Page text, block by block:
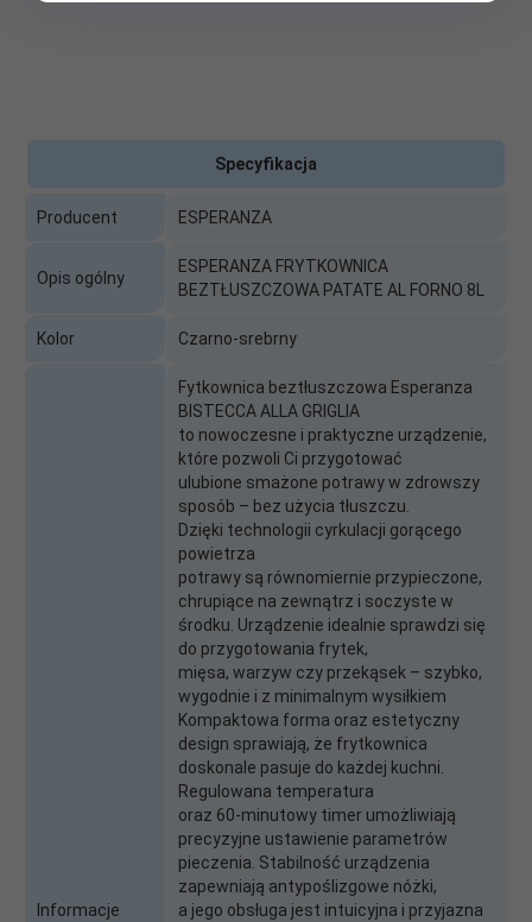
Specyfikacja
Producent ESPERANZA
Opis ogólny
ESPERANZA FRYTKOWNICA
BEZTŁUSZCZOWA PATATE AL FORNO 8L
Kolor Czarno-srebrny
Informacje
Fytkownica beztłuszczowa Esperanza
BISTECCA ALLA GRIGLIA
to nowoczesne i praktyczne urządzenie,
które pozwoli Ci przygotować
ulubione smażone potrawy w zdrowszy
sposób – bez użycia tłuszczu.
Dzięki technologii cyrkulacji gorącego
powietrza
potrawy są równomiernie przypieczone,
chrupiące na zewnątrz i soczyste w
środku. Urządzenie idealnie sprawdzi się
do przygotowania frytek,
mięsa, warzyw czy przekąsek – szybko,
wygodnie i z minimalnym wysiłkiem
Kompaktowa forma oraz estetyczny
design sprawiają, że frytkownica
doskonale pasuje do każdej kuchni.
Regulowana temperatura
oraz 60-minutowy timer umożliwiają
precyzyjne ustawienie parametrów
pieczenia. Stabilność urządzenia
zapewniają antypoślizgowe nóżki,
a jego obsługa jest intuicyjna i przyjazna